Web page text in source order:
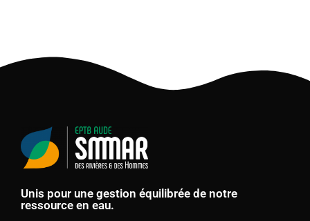
Unis pour une gestion équilibrée de notre
ressource en eau.